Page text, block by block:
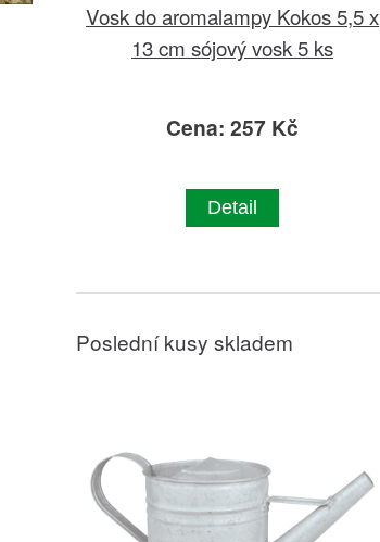
Vosk do aromalampy Kokos 5,5 x
13 cm sójový vosk 5 ks
Cena: 257 Kč
Detail
Poslední kusy skladem